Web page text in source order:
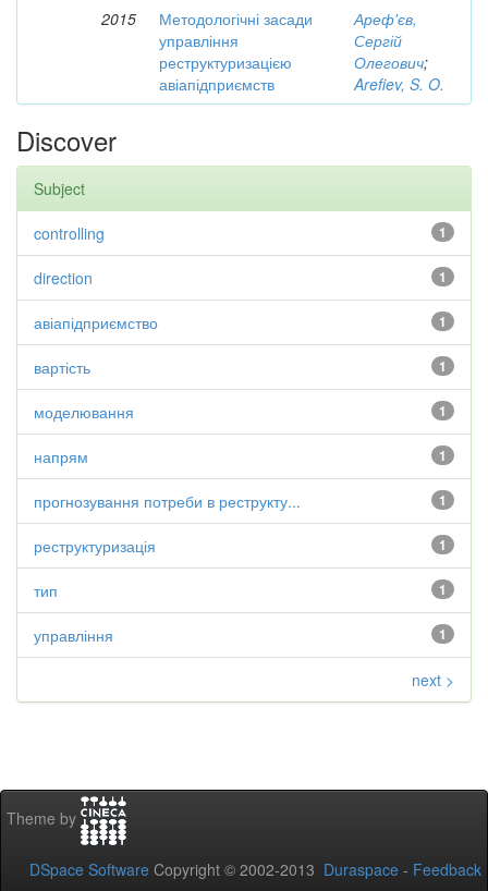
2015
Методологічні засади
управління
реструктуризацією
авіапідприємств
Ареф'єв,
Сергій
Олегович;
Arefiev, S. O.
Discover
Subject
1
controlling
1
direction
1
авіапідприємство
1
вартість
1
моделювання
1
напрям
1
прогнозування потреби в реструкту...
1
реструктуризація
1
тип
1
управління
next >
Theme by
DSpace Software Copyright © 2002-2013 Duraspace - Feedback